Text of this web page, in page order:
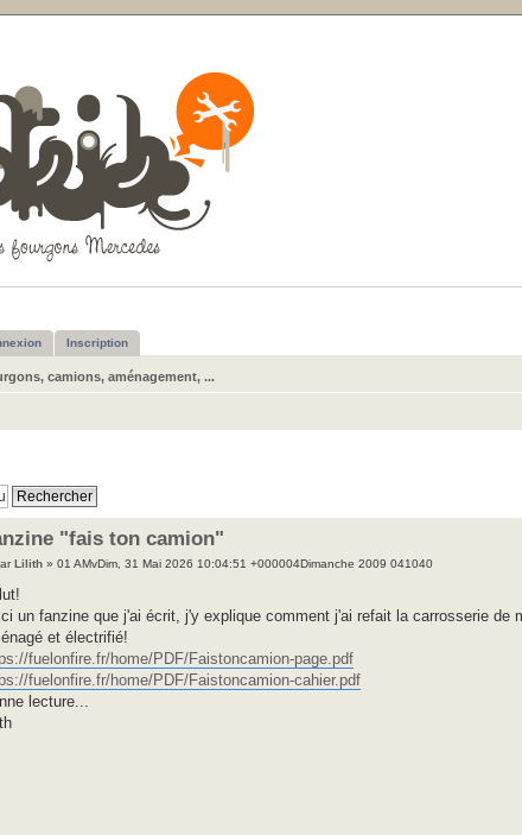
Inscription
camions, aménagement, ...
"fais ton camion"
Lilith » 01 AMvDim, 31 Mai 2026 10:04:51 +000004Dimanche 2009 041040
un fanzine que j'ai écrit, j'y explique comment j'ai refait la carrosserie de
et électrifié!
fuelonfire.fr/home/PDF/Faistoncamion-page.pdf
fuelonfire.fr/home/PDF/Faistoncamion-cahier.pdf
lecture...